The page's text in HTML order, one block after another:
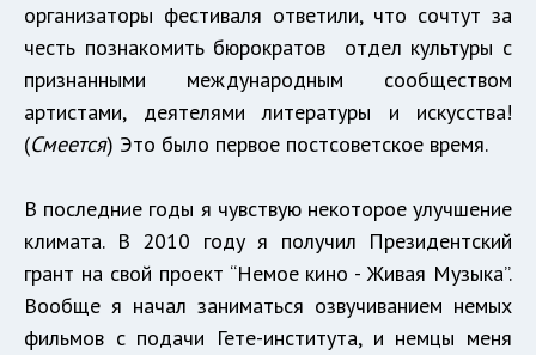
организаторы фестиваля ответили, что сочтут за
честь познакомить бюрократов отдел культуры с
признанными международным сообществом
артистами, деятелями литературы и искусства!
(Смеется) Это было первое постсоветское время.
В последние годы я чувствую некоторое улучшение
климата. В 2010 году я получил Президентский
грант на свой проект “Немое кино - Живая Музыка”.
Вообще я начал заниматься озвучиванием немых
фильмов с подачи Гете-института, и немцы меня